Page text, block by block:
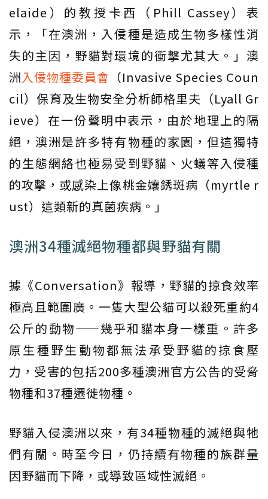
elaide）的教授卡西（Phill Cassey）表
示，「在澳洲，入侵種是造成生物多樣性消
失的主因，野貓對環境的衝擊尤其大。」澳
洲入侵物種委員會 （Invasive Species Coun
cil）保育及生物安全分析師格里夫（Lyall Gr
ieve）在一份聲明中表示，由於地理上的隔
絕，澳洲是許多特有物種的家園，但這獨特
的生態網絡也極易受到野貓、火蟻等入侵種
的攻擊，或感染上像桃金孃銹斑病（myrtle r
ust）這類新的真菌疾病。」
澳洲34種滅絕物種都與野貓有關
據《Conversation》報導，野貓的掠食效率
極高且範圍廣。一隻大型公貓可以殺死重約4
公斤的動物——幾乎和貓本身一樣重。許多
原生種野生動物都無法承受野貓的掠食壓
力，受害的包括200多種澳洲官方公告的受脅
物種和37種遷徙物種。
野貓入侵澳洲以來，有34種物種的滅絕與牠
們有關。時至今日，仍持續有物種的族群量
因野貓而下降，或導致區域性滅絕。